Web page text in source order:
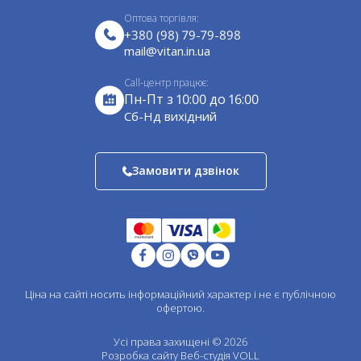
ураган).
Сертифікати
Завантажити прайс-лист
Подушки декоративні
Санки
Для барбекю
Оцинковані водостічні системи
Водостічні системи ф140
Пластикові водост. системи ф90
Пластикові водост. системи ф130
Оцинковані елементи покрівлі
Елементи для вентиляції цинк
Двостінні елементи димоходу
Одностінні ел. димоходу зварний шов
Двостінні ел. димоходу зварний шов
Оптова торгівля:
+380 (98) 79-79-898
mail@vitan.in.ua
Call-центр працює:
Пн-Пт з 10:00 до 16:00
Cб-Нд вихідний
Замовити дзвінок
Ціна на сайті носить інформаційний характер і не є публічною
офертою.
Усі права захищені © 2026
Розробка сайту Веб-студія VOLL